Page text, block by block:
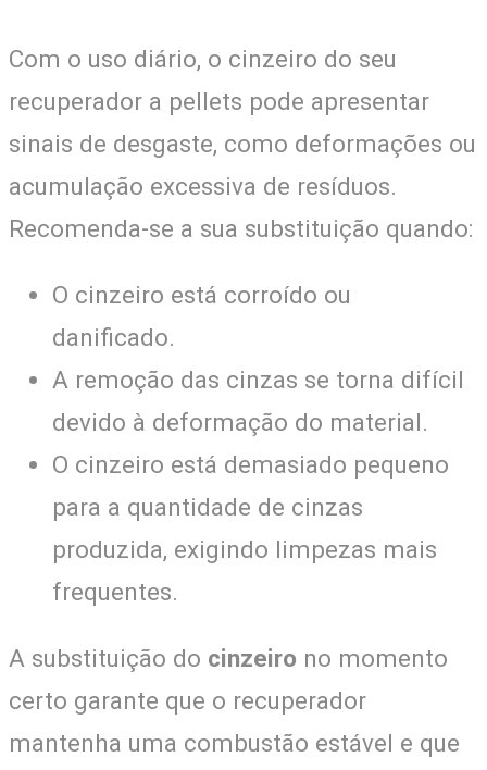
Com o uso diário, o cinzeiro do seu
recuperador a pellets pode apresentar
sinais de desgaste, como deformações ou
acumulação excessiva de resíduos.
Recomenda-se a sua substituição quando:
O cinzeiro está corroído ou
danificado.
A remoção das cinzas se torna difícil
devido à deformação do material.
O cinzeiro está demasiado pequeno
para a quantidade de cinzas
produzida, exigindo limpezas mais
frequentes.
A substituição do cinzeiro no momento
certo garante que o recuperador
mantenha uma combustão estável e que